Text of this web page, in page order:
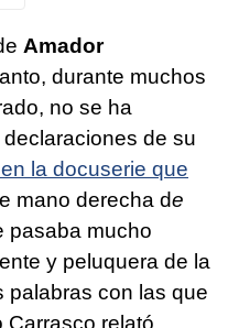
Amador
durante muchos
no se ha
de su
en la docuserie que
mano derecha de
pasaba mucho
y peluquera de la
palabras con las que